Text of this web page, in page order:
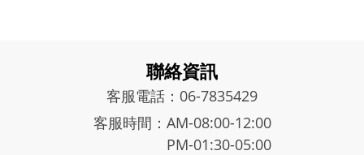
聯絡資訊
客服電話：06-7835429
客服時間：AM-08:00-12:00
PM-01:30-05:00